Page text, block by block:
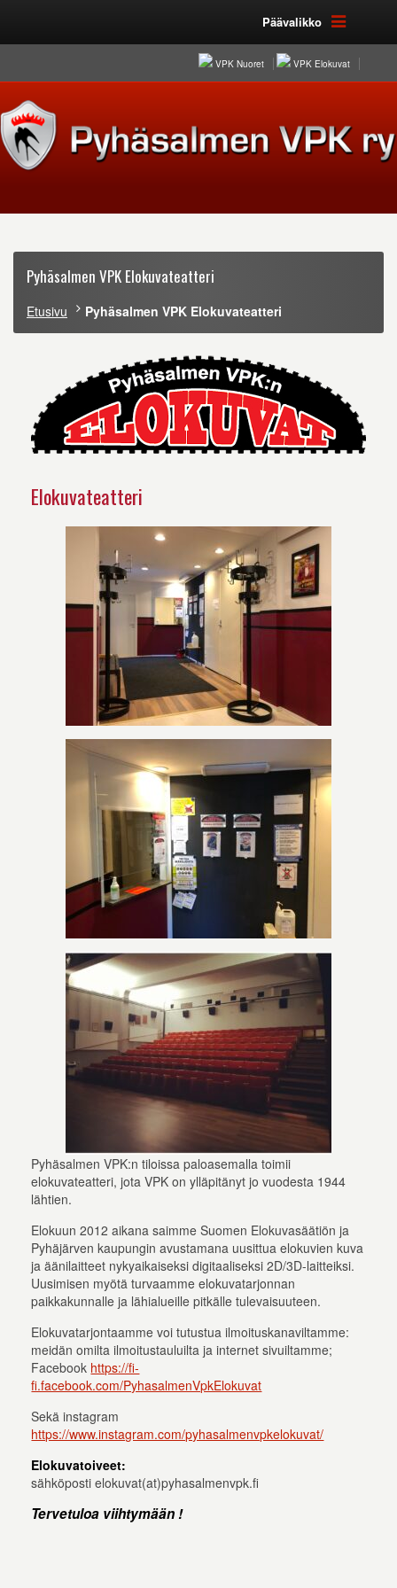
Päävalikko
VPK Nuoret VPK Elokuvat
Pyhäsalmen VPK Elokuvateatteri
Etusivu Pyhäsalmen VPK Elokuvateatteri
Elokuvateatteri
Pyhäsalmen VPK:n tiloissa paloasemalla toimii
elokuvateatteri, jota VPK on ylläpitänyt jo vuodesta 1944
lähtien.
Elokuun 2012 aikana saimme Suomen Elokuvasäätiön ja
Pyhäjärven kaupungin avustamana uusittua elokuvien kuva
ja äänilaitteet nykyaikaiseksi digitaaliseksi 2D/3D-laitteiksi.
Uusimisen myötä turvaamme elokuvatarjonnan
paikkakunnalle ja lähialueille pitkälle tulevaisuuteen.
Elokuvatarjontaamme voi tutustua ilmoituskanaviltamme:
meidän omilta ilmoitustauluilta ja internet sivuiltamme;
Facebook https://fi-
fi.facebook.com/PyhasalmenVpkElokuvat
Sekä instagram
https://www.instagram.com/pyhasalmenvpkelokuvat/
Elokuvatoiveet:
sähköposti elokuvat(at)pyhasalmenvpk.fi
Tervetuloa viihtymään !